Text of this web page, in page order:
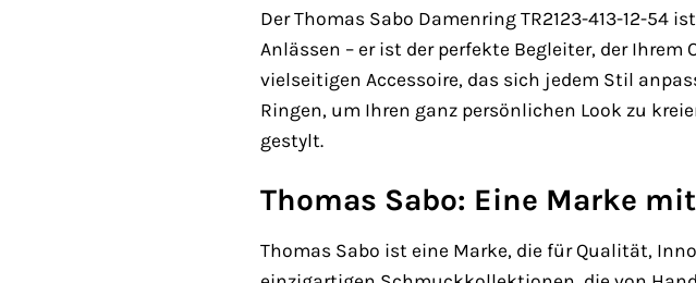
Der Thomas Sabo Damenring TR2123-413-12-54
Anlässen – er ist der perfekte Begleiter, der
vielseitigen Accessoire, das sich jedem Stil
Ringen, um Ihren ganz persönlichen Look zu
gestylt.
Thomas Sabo: Eine Marke
Thomas Sabo ist eine Marke, die für Qualität,